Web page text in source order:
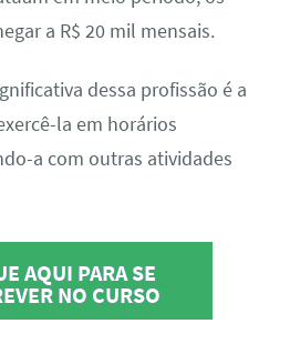
a R$ 20 mil mensais.
dessa profissão é a
la em horários
a com outras atividades
AQUI PARA SE
NO CURSO